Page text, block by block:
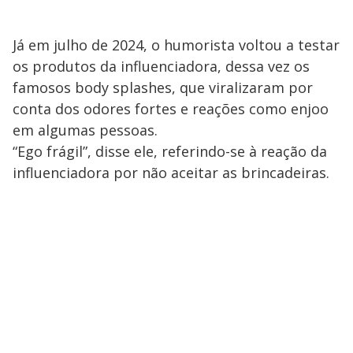
Já em julho de 2024, o humorista voltou a testar
os produtos da influenciadora, dessa vez os
famosos body splashes, que viralizaram por
conta dos odores fortes e reações como enjoo
em algumas pessoas.
“Ego frágil”, disse ele, referindo-se à reação da
influenciadora por não aceitar as brincadeiras.